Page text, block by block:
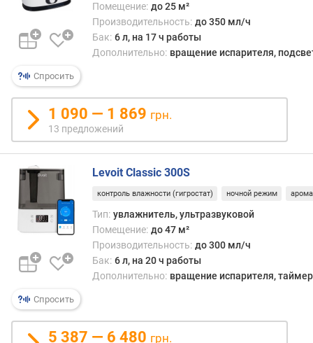
о
и
т
л
ь
н
о
с
т
ь
м
³
)
р
Спросить
Помещение: до 25 м²
Производительность: до 350 мл/ч
Бак: 6 л, на 17 ч работы
Дополнительно: вращение испарителя,
1 090 — 1 869 грн.
13 предложений
Спросить
Levoit Classic 300S
контроль влажности (гигростат) ночной режим
Тип: увлажнитель, ультразвуковой
Помещение: до 47 м²
Производительность: до 300 мл/ч
Бак: 6 л, на 20 ч работы
Дополнительно: вращение испарителя,
5 387 — 6 480 грн.